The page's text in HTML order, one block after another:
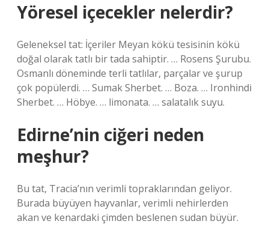
Yöresel içecekler nelerdir?
Geleneksel tat: İçeriler Meyan kökü tesisinin kökü
doğal olarak tatlı bir tada sahiptir. … Rosens Şurubu.
Osmanlı döneminde terli tatlılar, parçalar ve şurup
çok popülerdi. … Sumak Sherbet. … Boza. … Ironhindi
Sherbet. … Höbye. … limonata. … salatalık suyu.
Edirne’nin ciğeri neden
meşhur?
Bu tat, Tracia’nın verimli topraklarından geliyor.
Burada büyüyen hayvanlar, verimli nehirlerden
akan ve kenardaki çimden beslenen sudan büyür.